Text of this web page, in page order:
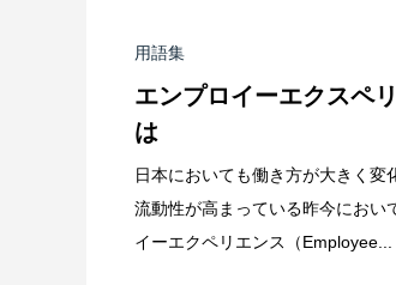
用語集
エンプロイーエクスペ
は
日本においても働き方が大きく変
流動性が高まっている昨今におい
イーエクペリエンス（Employee...